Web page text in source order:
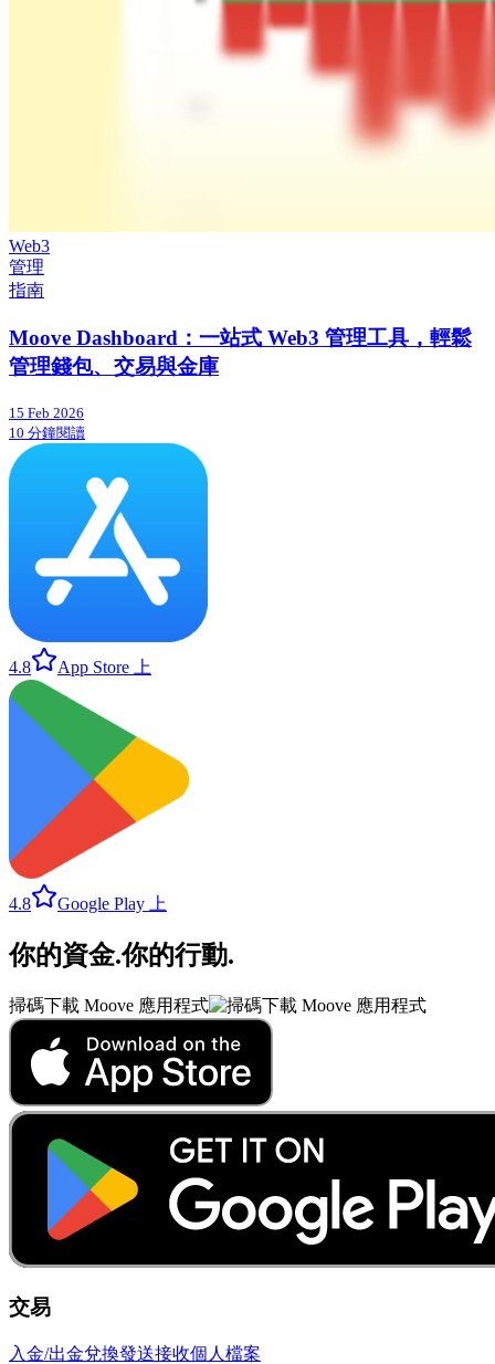
Web3
管理
指南
Moove Dashboard：一站式 Web3 管理工具，輕鬆
管理錢包、交易與金庫
15 Feb 2026
10 分鐘閱讀
4.8 App Store 上
4.8 Google Play 上
你的資金.你的行動.
掃碼下載 Moove 應用程式
交易
入金/出金兌換發送接收個人檔案